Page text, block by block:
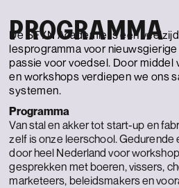
PROGRAMMA
De SFYN Academie is een
lesprogramma voor
passie voor voedsel. Door middel
en workshops verdiepen we ons
systemen.
Programma
Van stal en akker tot start-up en
zelf is onze leerschool. Gedurende
door heel Nederland voor
gesprekken met boeren, vissers,
marketeers, beleidsmakers en